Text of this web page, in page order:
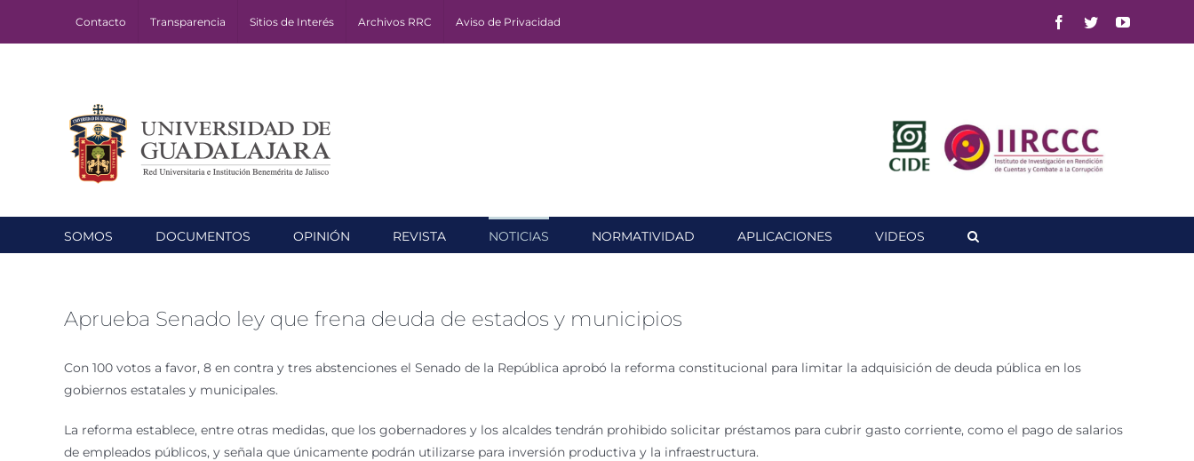
Contacto Transparencia Sitios de Interés Archivos RRC Aviso de Privacidad Facebook
TwitterYouTube
SOMOS DOCUMENTOS OPINIÓN REVISTA NOTICIAS NORMATIVIDAD APLICACIONES VIDEOS
Aprueba Senado ley que frena deuda de estados y municipios
Con 100 votos a favor, 8 en contra y tres abstenciones el Senado de la República aprobó la reforma constitucional para limitar la adquisición de deuda pública en los
gobiernos estatales y municipales.
La reforma establece, entre otras medidas, que los gobernadores y los alcaldes tendrán prohibido solicitar préstamos para cubrir gasto corriente, como el pago de salarios
de empleados públicos, y señala que únicamente podrán utilizarse para inversión productiva y la infraestructura.